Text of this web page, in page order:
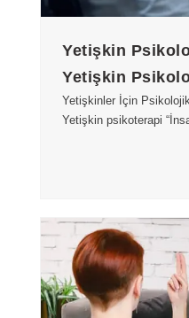
Yetişkin
Yetişkin
Yetişkinler İçin
Yetişkin psikoterapi